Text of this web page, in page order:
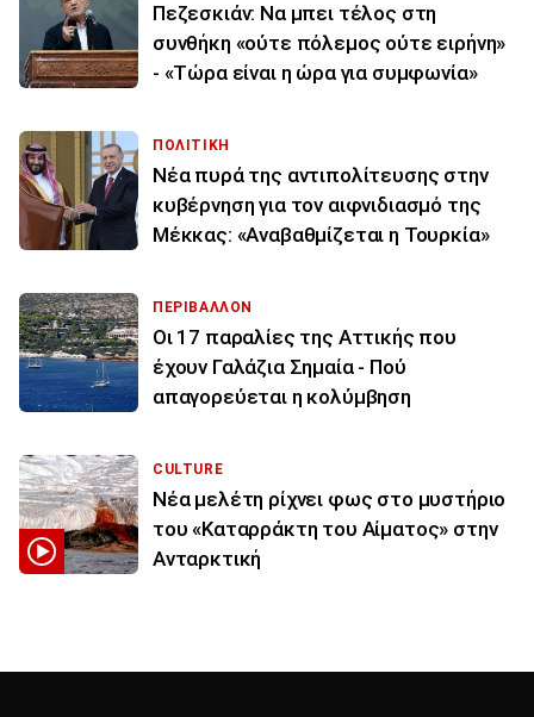
Πεζεσκιάν: Να μπει τέλος στη
συνθήκη «ούτε πόλεμος ούτε ειρήνη»
- «Τώρα είναι η ώρα για συμφωνία»
ΠΟΛΙΤΙΚΗ
Νέα πυρά της αντιπολίτευσης στην
κυβέρνηση για τον αιφνιδιασμό της
Μέκκας: «Αναβαθμίζεται η Τουρκία»
ΠΕΡΙΒΑΛΛΟΝ
Οι 17 παραλίες της Αττικής που
έχουν Γαλάζια Σημαία - Πού
απαγορεύεται η κολύμβηση
CULTURE
Νέα μελέτη ρίχνει φως στο μυστήριο
του «Καταρράκτη του Αίματος» στην
Ανταρκτική